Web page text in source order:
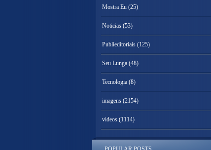
Mostra Eu (25)
Noticias (53)
Publieditoriais (125)
Seu Lunga (48)
Tecnologia (8)
imagens (2154)
videos (1114)